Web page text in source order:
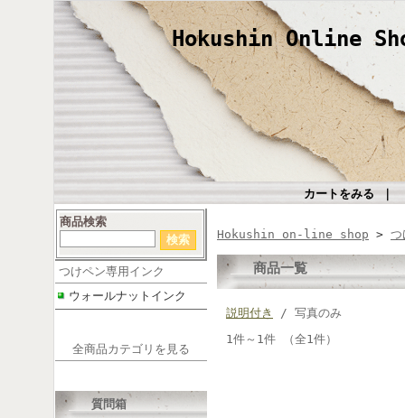
Hokushin Online
カートをみる｜
商品検索
つけペン専用インク
ウォールナットインク
全商品カテゴリを見る
質問箱
Hokushin on-line shop > つ
商品一覧
説明付き
/ 写真のみ
1件～1件 （全1件）